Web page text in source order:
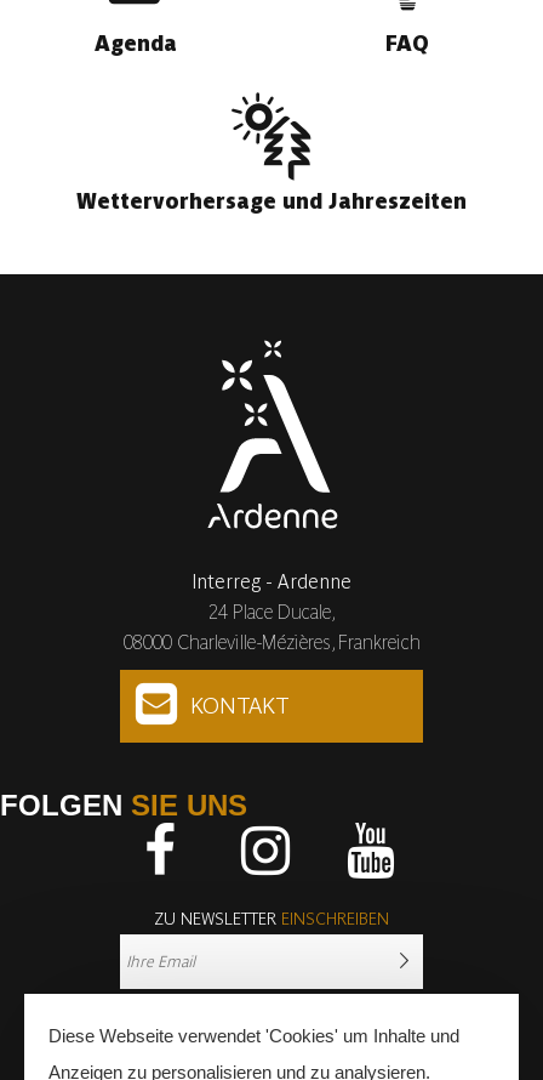
Agenda FAQ
Wettervorhersage und Jahreszeiten
Interreg - Ardenne
24 Place Ducale,
08000 Charleville-Mézières, Frankreich
KONTAKT
FOLGEN SIE UNS
ZU NEWSLETTER EINSCHREIBEN
Diese Webseite verwendet 'Cookies' um Inhalte und
Anzeigen zu personalisieren und zu analysieren.